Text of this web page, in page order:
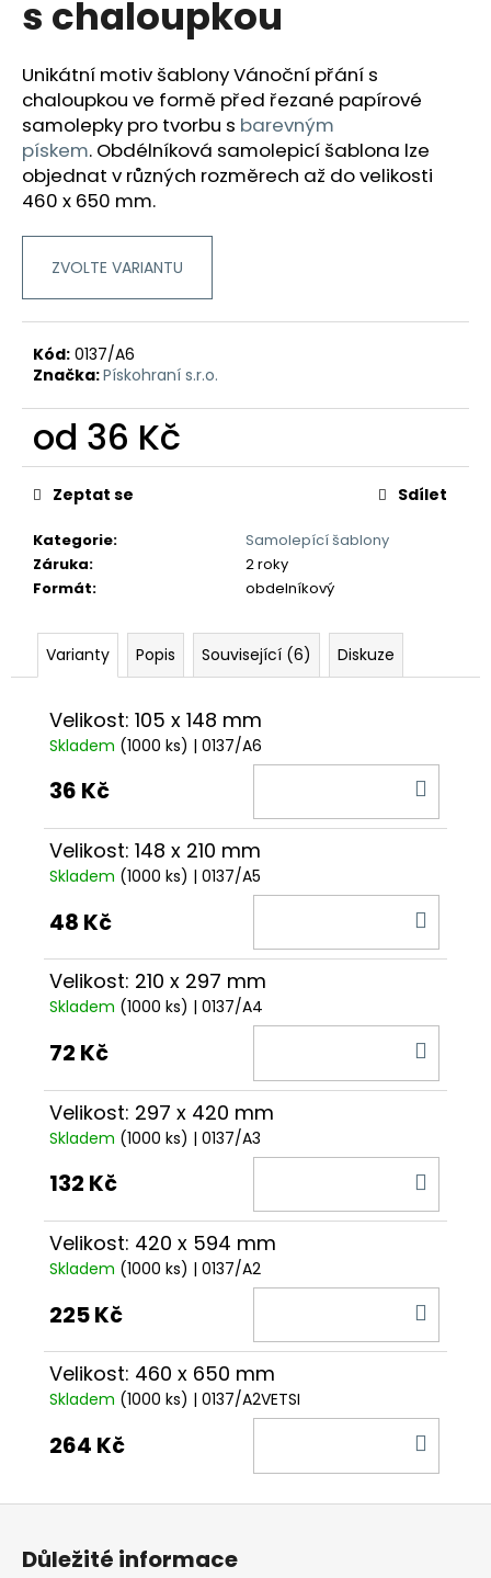
s chaloupkou
Unikátní motiv šablony Vánoční přání s
chaloupkou ve formě před řezané papírové
samolepky pro tvorbu s barevným
pískem. Obdélníková samolepicí šablona lze
objednat v různých rozměrech až do velikosti
460 x 650 mm.
ZVOLTE VARIANTU
Kód: 0137/A6
Značka:Pískohraní s.r.o.
od 36 Kč
Měrná
cena:
Kategorie:
Samolepící šablony
Záruka:
2 roky
Formát: obdelníkový
Zeptat se Sdílet
Varianty Popis Související (6) Diskuze
Velikost: 105 x 148 mm
Skladem (1000 ks) | 0137/A6
36 Kč
Velikost: 148 x 210 mm
Skladem (1000 ks) | 0137/A5
48 Kč
Velikost: 210 x 297 mm
Skladem (1000 ks) | 0137/A4
72 Kč
Velikost: 297 x 420 mm
Skladem (1000 ks) | 0137/A3
132 Kč
Velikost: 420 x 594 mm
Skladem (1000 ks) | 0137/A2
225 Kč
Velikost: 460 x 650 mm
Skladem (1000 ks) | 0137/A2VETSI
264 Kč
a
í
t
?
D
o
u
č
e
m
Z
Důležité informace